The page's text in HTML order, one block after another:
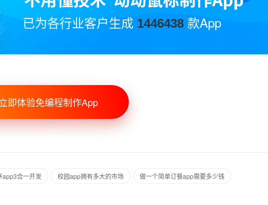
已为各行业客户生成 1446438 款App
即体验免编程制作App
app3合一开发 校园app拥有多大的市场 做一个简单订餐app需要多少钱